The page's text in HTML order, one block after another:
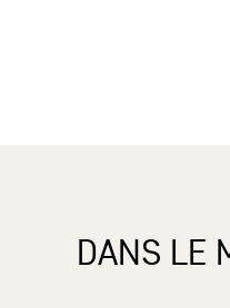
DANS LE